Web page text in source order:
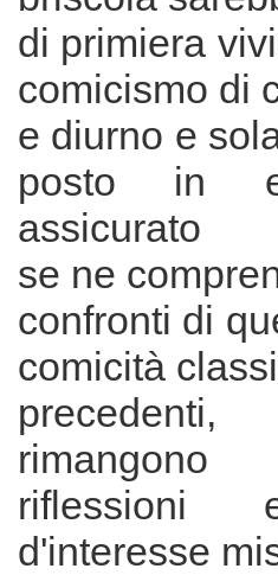
di primiera
comicismo di
e diurno e
posto in
assicurato
se ne
confronti di
comicità
rimangono
riflessioni
d'interesse